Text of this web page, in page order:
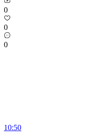
0
0
0
10:50